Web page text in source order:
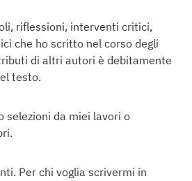
riflessioni, interventi critici,
che ho scritto nel corso degli
di altri autori è debitamente
testo.
selezioni da miei lavori o
Per chi voglia scrivermi in